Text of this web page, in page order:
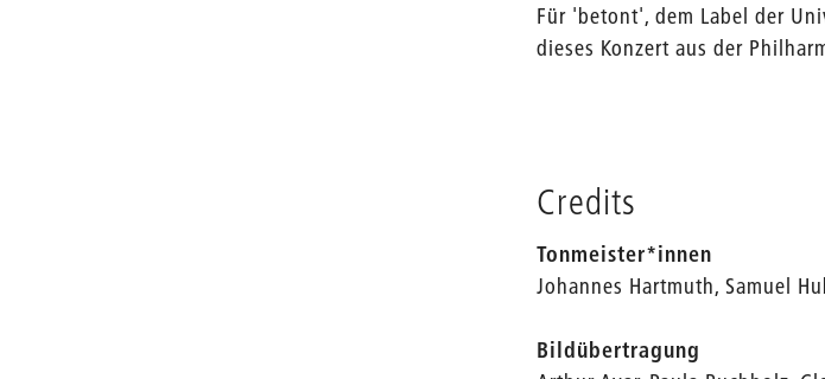
Für 'betont', dem Label der
dieses Konzert aus der
Credits
Tonmeister*innen
Johannes Hartmuth, Samuel
Bildübertragung